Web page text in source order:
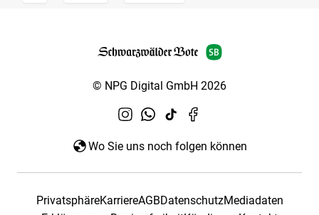
© NPG Digital GmbH 2026
Wo Sie uns noch folgen können
PrivatsphäreKarriereAGBDatenschutzMediadaten